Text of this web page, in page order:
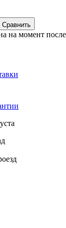
Сравнить
на момент